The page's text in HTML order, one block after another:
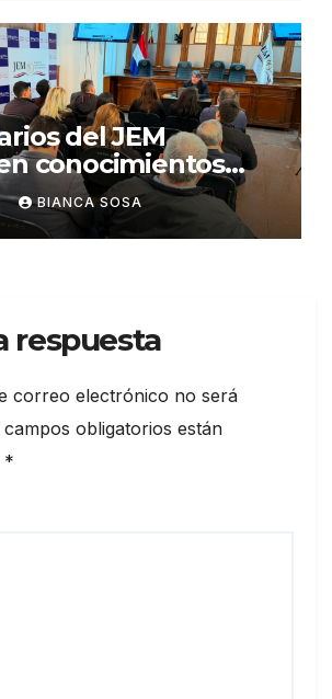
Institucional»
del JEM
conocimientos
de
públicos
BIANCA SOSA
respuesta
correo electrónico no será
campos obligatorios están
*